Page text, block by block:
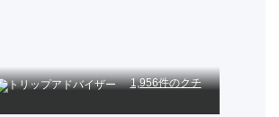
1,956件のクチ